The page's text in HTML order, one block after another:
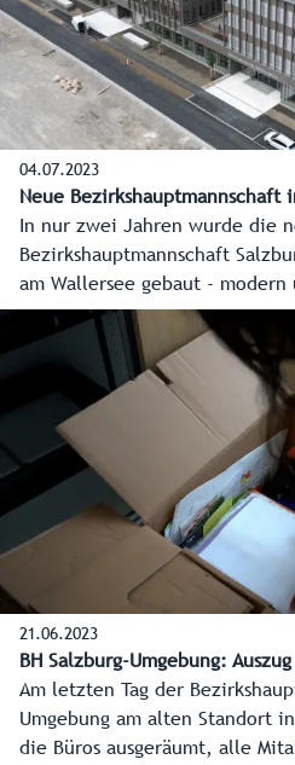
04.07.2023
Neue Bezirkshauptmannschaft
In nur zwei Jahren wurde die
Bezirkshauptmannschaft
am Wallersee gebaut -
Eckpunkte, wie ein neues
Seekirchen geschrieben wurde.
21.06.2023
BH Salzburg-Umgebung:
Am letzten Tag der
Umgebung am alten Standort
die Büros ausgeräumt, alle